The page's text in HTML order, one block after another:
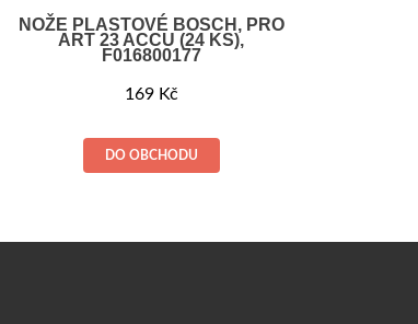
NOŽE PLASTOVÉ BOSCH, PRO
ART 23 ACCU (24 KS),
F016800177
169 Kč
DO OBCHODU